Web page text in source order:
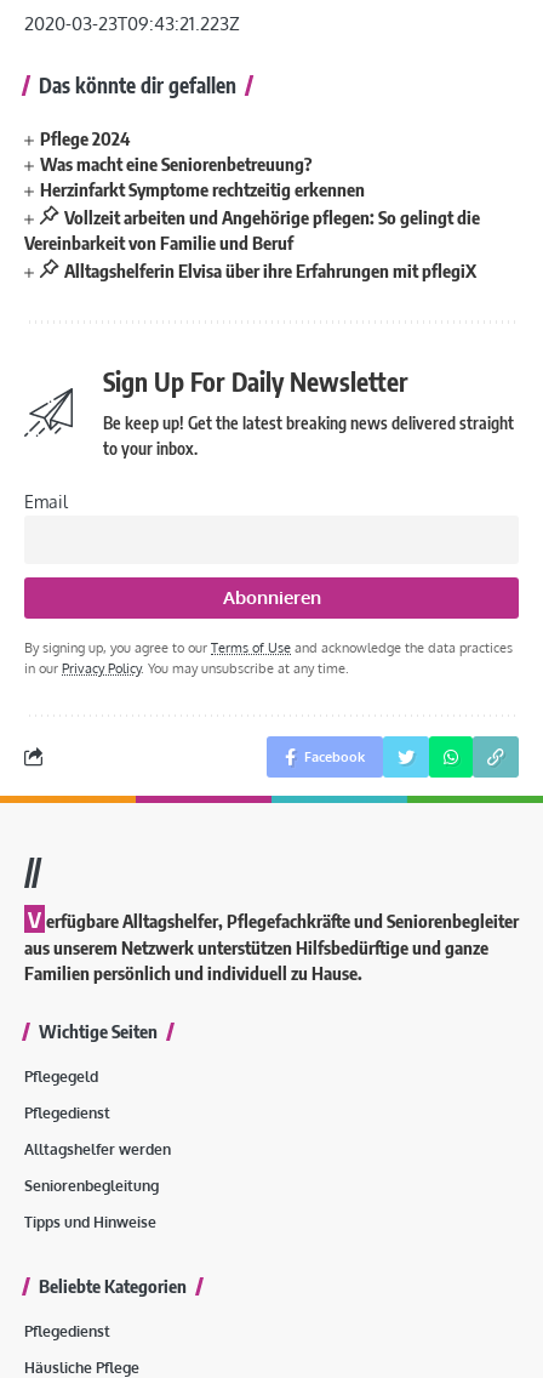
2020-03-23T09:43:21.223Z
Das könnte dir gefallen
Pflege 2024
Was macht eine Seniorenbetreuung?
Herzinfarkt Symptome rechtzeitig erkennen
Vollzeit arbeiten und Angehörige pflegen: So gelingt die
Vereinbarkeit von Familie und Beruf
Alltagshelferin Elvisa über ihre Erfahrungen mit pflegiX
Sign Up For Daily Newsletter
Be keep up! Get the latest breaking news delivered straight
to your inbox.
Email
By signing up, you agree to our Terms of Use and acknowledge the data practices
in our Privacy Policy. You may unsubscribe at any time.
Facebook
//
V erfügbare Alltagshelfer, Pflegefachkräfte und Seniorenbegleiter
aus unserem Netzwerk unterstützen Hilfsbedürftige und ganze
Familien persönlich und individuell zu Hause.
Wichtige Seiten
Pflegegeld
Pflegedienst
Alltagshelfer werden
Seniorenbegleitung
Tipps und Hinweise
Beliebte Kategorien
Pflegedienst
Häusliche Pflege